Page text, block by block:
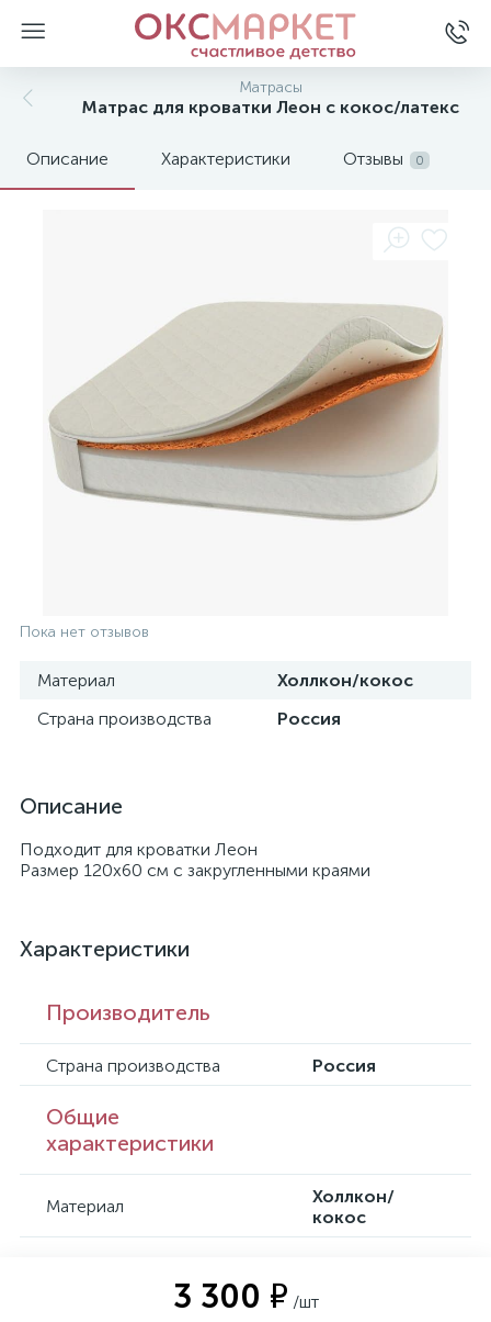
Матрасы
Матрас для кроватки Леон с кокос/латекс
Описание Характеристики Отзывы 0
Пока нет отзывов
Материал
Холлкон/кокос
Страна производства
Россия
Описание
Подходит для кроватки Леон
Размер 120х60 см с закругленными краями
Характеристики
Производитель
Страна производства Россия
Общие
характеристики
Материал
Холлкон/
кокос
3 300 ₽ /шт